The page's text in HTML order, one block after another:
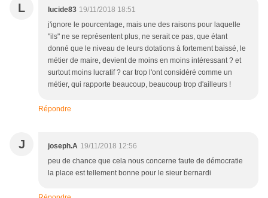
L lucide83 19/11/2018 18:51
j'ignore le pourcentage, mais une des raisons pour laquelle
"ils" ne se représentent plus, ne serait ce pas, que étant
donné que le niveau de leurs dotations à fortement baissé, le
métier de maire, devient de moins en moins intéressant ? et
surtout moins lucratif ? car trop l'ont considéré comme un
métier, qui rapporte beaucoup, beaucoup trop d'ailleurs !
Répondre
J joseph.A 19/11/2018 12:56
peu de chance que cela nous concerne faute de démocratie
la place est tellement bonne pour le sieur bernardi